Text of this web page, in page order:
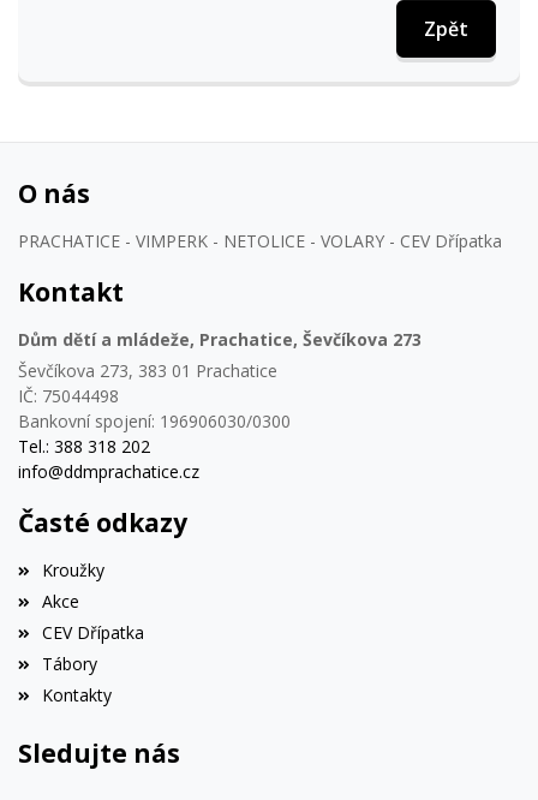
Zpět
O nás
PRACHATICE - VIMPERK - NETOLICE - VOLARY - CEV Dřípatka
Kontakt
Dům dětí a mládeže, Prachatice, Ševčíkova 273
Ševčíkova 273, 383 01 Prachatice
IČ: 75044498
Bankovní spojení: 196906030/0300
Tel.: 388 318 202
info@ddmprachatice.cz
Časté odkazy
Kroužky
Akce
CEV Dřípatka
Tábory
Kontakty
Sledujte nás